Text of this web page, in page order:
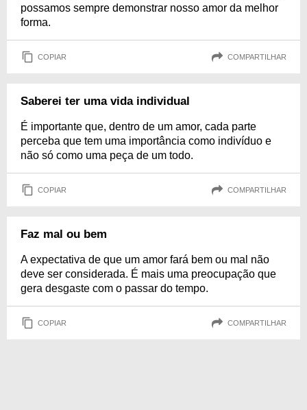
possamos sempre demonstrar nosso amor da melhor
forma.
COPIAR COMPARTILHAR
Saberei ter uma vida individual
É importante que, dentro de um amor, cada parte
perceba que tem uma importância como indivíduo e
não só como uma peça de um todo.
COPIAR COMPARTILHAR
Faz mal ou bem
A expectativa de que um amor fará bem ou mal não
deve ser considerada. É mais uma preocupação que
gera desgaste com o passar do tempo.
COPIAR COMPARTILHAR